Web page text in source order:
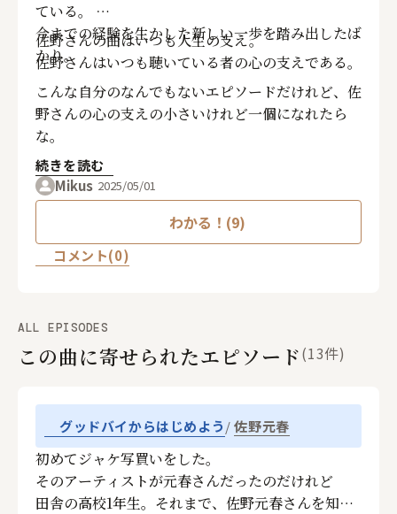
ている。
今までの経験を生かした新しい一歩を踏み出したば
かり。
佐野さんの曲はいつも人生の支え。
佐野さんはいつも聴いている者の心の支えである。
こんな自分のなんでもないエピソードだけれど、佐
野さんの心の支えの小さいけれど一個になれたら
な。
続きを読む
Mikus 2025/05/01
わかる！(9)
コメント(0)
ALL EPISODES
この曲に寄せられたエピソード(13件)
グッドバイからはじめよう 佐野元春
初めてジャケ写買いをした。
そのアーティストが元春さんだったのだけれど
田舎の高校1年生。それまで、佐野元春さんを知ら